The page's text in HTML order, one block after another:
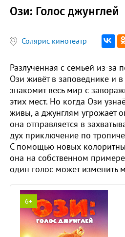
Ози: Голос джунглей
Солярис кинотеатр
Разлучённая с семьёй из-за
Ози живёт в заповеднике и
знакомит весь мир с
этих мест. Но когда Ози
живы, а джунглям угрожает
она отправляется в
дух приключение по
С помощью новых
она на собственном
один голос может изменить
6+